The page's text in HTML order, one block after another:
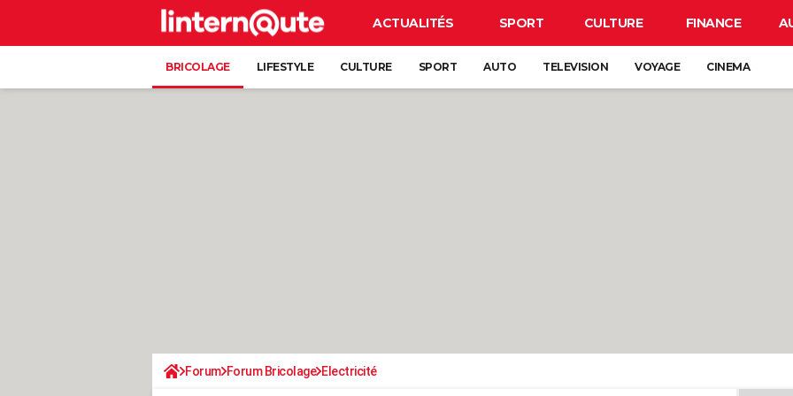
ACTUALITÉS SPORT CULTURE FINANCE
BRICOLAGE LIFESTYLE CULTURE SPORT AUTO TELEVISION VOYAGE CINEMA
Forum Forum Bricolage Electricité